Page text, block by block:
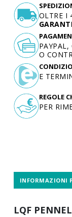
OLTRE I
PAYPAL,
O
E
REGOLE
PER
INFORMAZIONI
LQF